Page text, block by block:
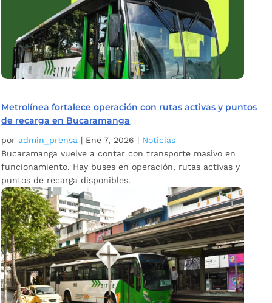
Metrolínea fortalece operación con rutas activas y puntos
de recarga en Bucaramanga
por admin_prensa | Ene 7, 2026 | Noticias
Bucaramanga vuelve a contar con transporte masivo en
funcionamiento. Hay buses en operación, rutas activas y
puntos de recarga disponibles.